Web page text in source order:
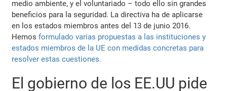
medio ambiente, y el voluntariado – todo ello sin grandes
beneficios para la seguridad. La directiva ha de aplicarse
en los estados miembros antes del 13 de junio 2016.
Hemosformulado varias propuestas a las instituciones y
estados miembros de la UE con medidas concretas para
resolver estas cuestiones.
El gobierno de los EE.UU pide